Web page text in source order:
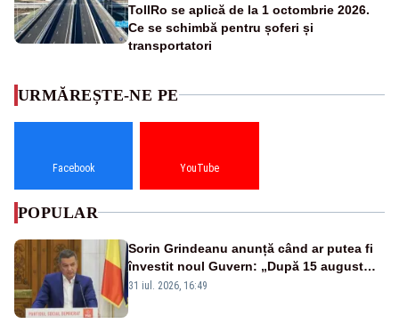
TollRo se aplică de la 1 octombrie 2026.
Ce se schimbă pentru șoferi și
transportatori
URMĂREȘTE-NE PE
Facebook YouTube
POPULAR
Sorin Grindeanu anunță când ar putea fi
învestit noul Guvern: „După 15 august
sunt șanse mai mari”
31 iul. 2026, 16:49